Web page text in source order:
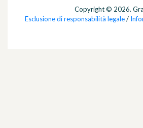
Copyright © 2026.
Esclusione di responsabilità legale/